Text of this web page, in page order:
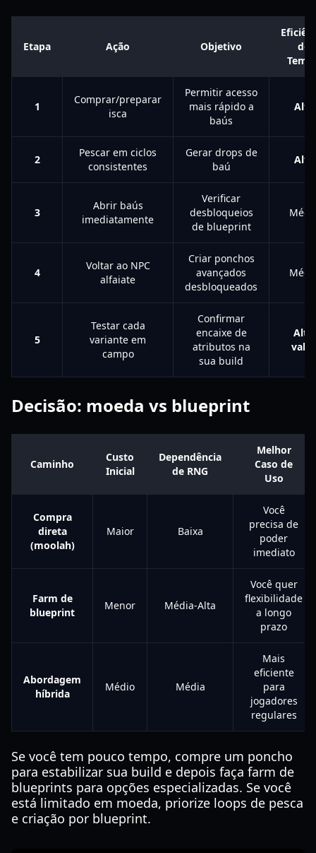
Etapa Ação Objetivo
de
1
Comprar/preparar
isca
Permitir acesso
mais rápido a
baús
Alta
2
Pescar em ciclos
consistentes
Gerar drops de
baú
Alta
3
Abrir baús
imediatamente
Verificar
desbloqueios
de blueprint
4
Voltar ao NPC
alfaiate
Criar ponchos
avançados
desbloqueados
5
Testar cada
variante em
campo
Confirmar
encaixe de
atributos na
sua build
Alto
valor
Decisão: moeda vs blueprint
Caminho
Custo
Inicial
Dependência
de RNG
Melhor
Caso de
Uso
Compra
direta
(moolah)
Maior Baixa
Você
precisa de
poder
imediato
Farm de
blueprint
Menor Média-Alta
Você quer
flexibilidade
a longo
prazo
Abordagem
híbrida
Médio Média
Mais
eficiente
para
jogadores
regulares
Se você tem pouco tempo, compre um poncho
para estabilizar sua build e depois faça farm de
blueprints para opções especializadas. Se você
está limitado em moeda, priorize loops de pesca
e criação por blueprint.